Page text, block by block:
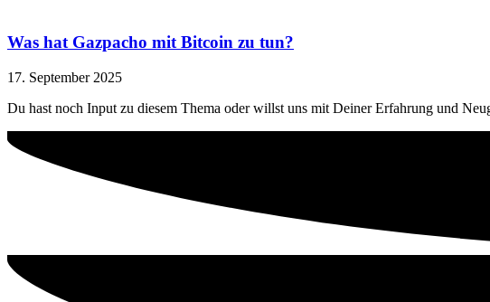
Was hat Gazpacho mit Bitcoin zu tun?
17. September 2025
Du hast noch Input zu diesem Thema oder willst uns mit Deiner Erfahrung und